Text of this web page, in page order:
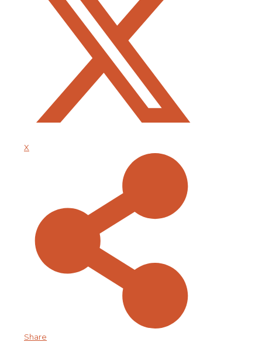
X
Share